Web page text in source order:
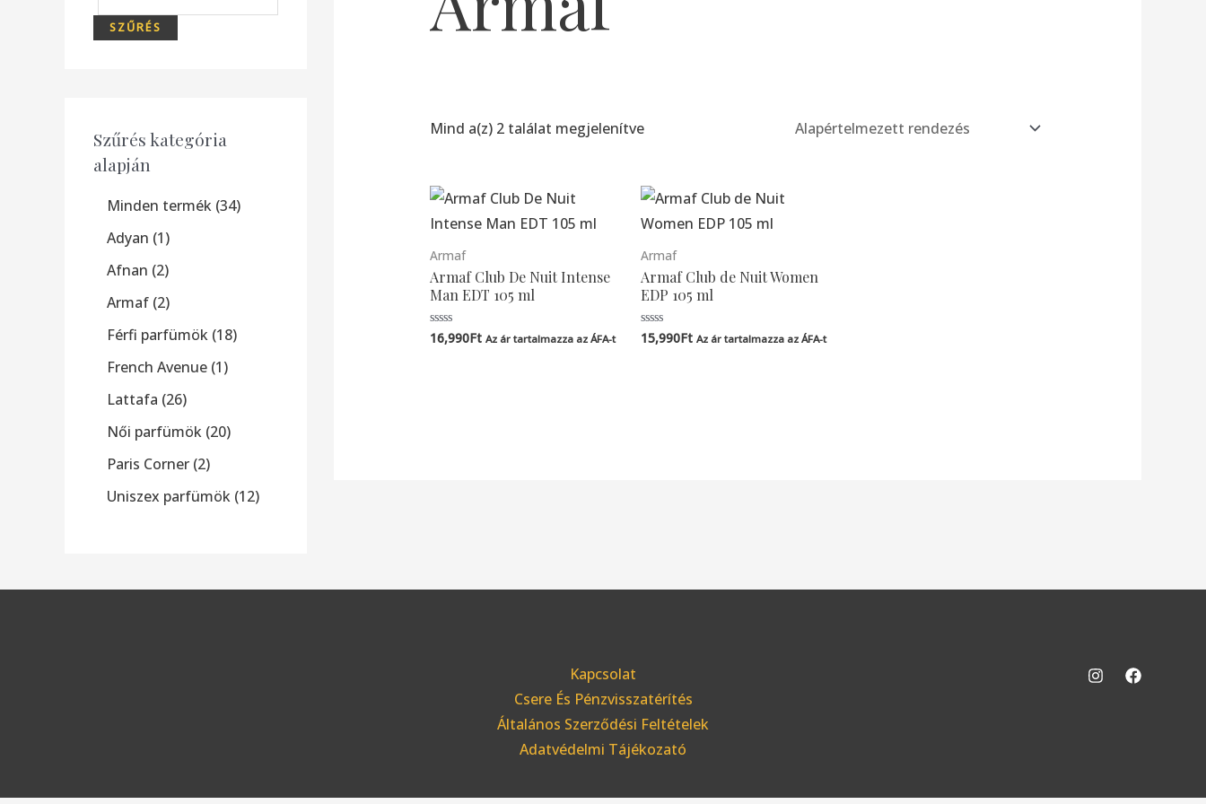
SZŰRÉS
Szűrés kategória
alapján
Minden termék 34
Adyan 1
Afnan 2
Armaf 2
Férfi parfümök 18
French Avenue 1
Lattafa 26
Női parfümök 20
Paris Corner 2
Uniszex parfümök 12
Mind a(z) 2 találat megjelenítve
Armaf
Armaf Club De Nuit Intense
Man EDT 105 ml
Értékelés:
16,990Ft Az ár tartalmazza az ÁFA-t
Armaf
Armaf Club de Nuit Women
EDP 105 ml
Értékelés:
15,990Ft Az ár tartalmazza az ÁFA-t
Kapcsolat
Csere És Pénzvisszatérítés
Általános Szerződési Feltételek
Adatvédelmi Tájékozató